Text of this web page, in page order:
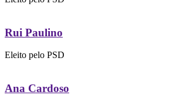
Rui Paulino
Eleito pelo PSD
Ana Cardoso